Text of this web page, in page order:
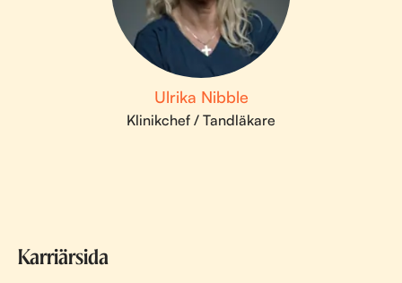
Ulrika Nibble
Klinikchef / Tandläkare
Karriärsida